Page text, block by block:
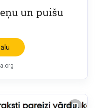
un puišu